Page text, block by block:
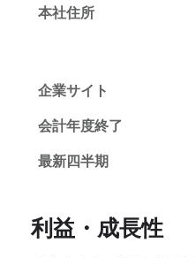
本社住所
企業サイト
会計年度終了
最新四半期
利益・成長性